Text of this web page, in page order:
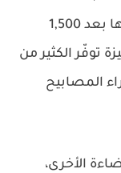
بينما تكون المصابيح التقليدية عند آخرها بعد 1,500
توفّر الكثير من
المصابيح
الأخرى،